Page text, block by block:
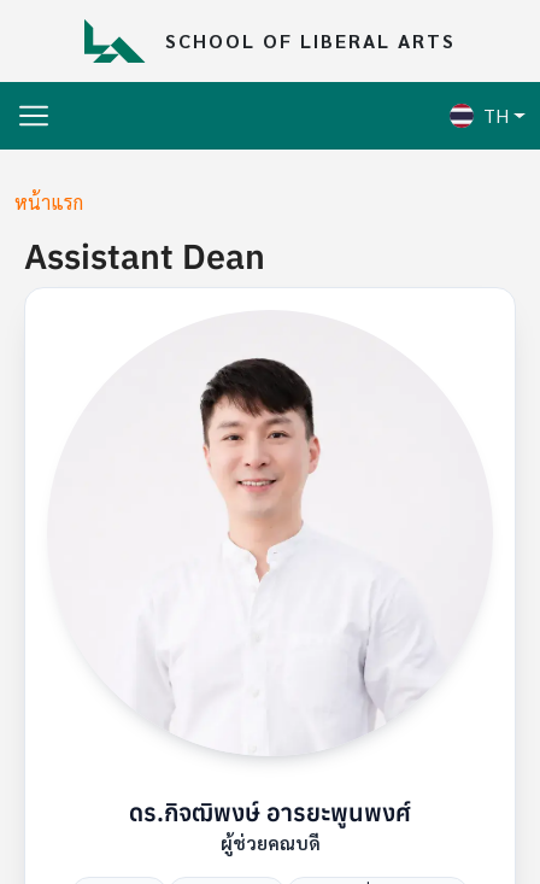
SCHOOL OF LIBERAL ARTS
TH
Breadcrumb
หน้าแรก
Assistant Dean
ดร.กิจฒิพงษ์ อารยะพูนพงศ์
ผู้ช่วยคณบดี